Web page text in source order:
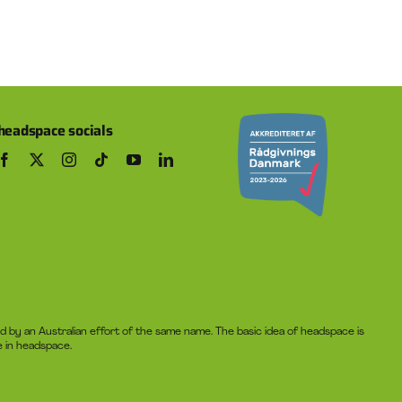
socials
an Australian effort of the same name. The basic idea of headspace is
headspace.